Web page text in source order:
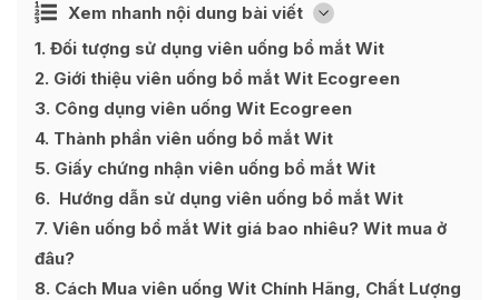
Xem nhanh nội dung bài viết [
Ẩn
1 Đối tượng sử dụng viên uống bổ mắt Wit
2 Giới thiệu viên uống bổ mắt Wit Ecogreen
3 Công dụng viên uống Wit Ecogreen
4 Thành phần viên uống bổ mắt Wit
5 Giấy chứng nhận viên uống bổ mắt Wit
6
Hướng dẫn sử dụng viên uống bổ mắt Wit
7 Viên uống bổ mắt Wit giá bao nhiêu? Wit mua ở
đâu?
8 Cách Mua viên uống Wit Chính Hãng, Chất Lượng